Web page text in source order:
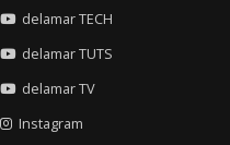
delamar TECH
delamar TUTS
delamar TV
Instagram